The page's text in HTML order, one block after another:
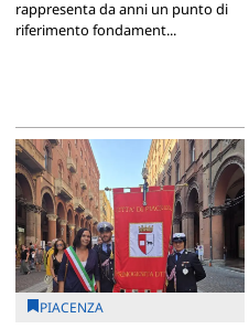
rappresenta da anni un punto di
riferimento fondament...
PIACENZA